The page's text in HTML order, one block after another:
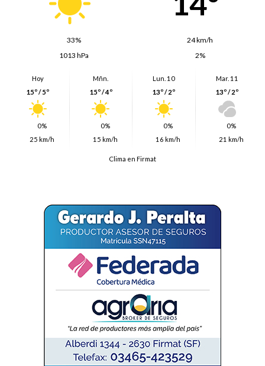
33%
24 km/h
1013 hPa
2%
Hoy
15º / 5º
0%
25 km/h
Mñn.
15º / 4º
0%
15 km/h
Lun. 10
13º / 2º
0%
16 km/h
Mar. 11
13º / 2º
0%
21 km/h
Clima en Firmat